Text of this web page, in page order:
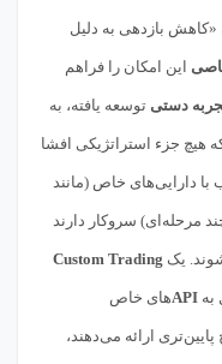
«کاهش بازدهی به دلیل
این امکان را فراهم
دستی توسعه یافته، به
هیچ جزء استراتژیکی افشا
با دارایی‌های خاص (مانند
مرحله‌ای) سروکار دارند
یک Custom Trading
به APIهای خاص
ارائه می‌دهند،